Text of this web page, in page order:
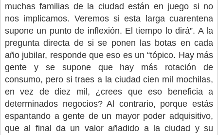
muchas familias de la ciudad están en juego si no
nos implicamos. Veremos si esta larga cuarentena
supone un punto de inflexión. El tiempo lo dirá”. A la
pregunta directa de si se ponen las botas en cada
año jubilar, responde que eso es un “tópico. Hay más
gente y se supone que hay más rotación de
consumo, pero si traes a la ciudad cien mil mochilas,
en vez de diez mil, ¿crees que eso beneficia a
determinados negocios? Al contrario, porque estás
espantando a gente de un mayor poder adquisitivo,
que al final da un valor añadido a la ciudad y su